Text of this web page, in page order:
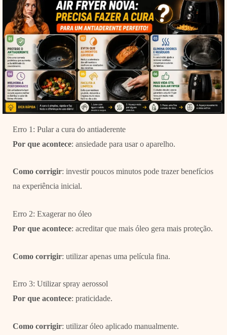
Erro 1: Pular a cura do antiaderente
Por que acontece: ansiedade para usar o aparelho.
Como corrigir: investir poucos minutos pode trazer benefícios
na experiência inicial.
Erro 2: Exagerar no óleo
Por que acontece: acreditar que mais óleo gera mais proteção.
Como corrigir: utilizar apenas uma película fina.
Erro 3: Utilizar spray aerossol
Por que acontece: praticidade.
Como corrigir: utilizar óleo aplicado manualmente.